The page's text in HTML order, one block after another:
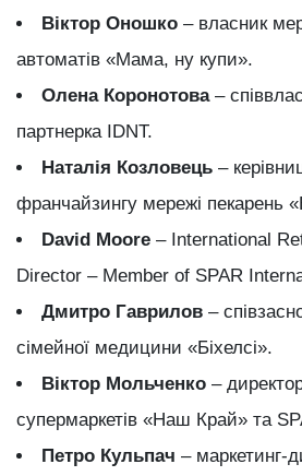
Віктор Оношко – власник
автоматів «Мама, ну купи».
Олена Коронотова–
партнерка IDNT.
Наталія Козловець–
франчайзингу мережі пекарень
David Moore– International
Director – Member of SPAR
Дмитро Гаврилов–
сімейної медицини «Біхелсі».
Віктор Мольченко–
супермаркетів «Наш Край» та
Петро Кульпач – маркетинг-